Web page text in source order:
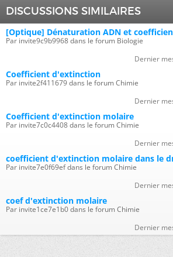
DISCUSSIONS SIMILAIRES
[Optique] Dénaturation ADN et
Par invite9c9b9968 dans le forum Biologie
Dernier
Coefficient d'extinction
Par invite2f411679 dans le forum Chimie
Dernier
Coefficient d'extinction molaire
Par invite7c0c4408 dans le forum Chimie
Dernier
coefficient d'extinction molaire dans le
Par invite7e0f69ef dans le forum Chimie
Dernier
coef d'extinction molaire
Par invite1ce7e1b0 dans le forum Chimie
Dernier